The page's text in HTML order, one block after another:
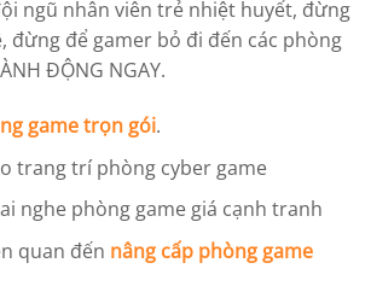
ngũ nhân viên trẻ nhiệt huyết, đừng
đừng để gamer bỏ đi đến các phòng
ĐỘNG NGAY.
game trọn gói.
trang trí phòng cyber game
nghe phòng game giá cạnh tranh
quan đến nâng cấp phòng game